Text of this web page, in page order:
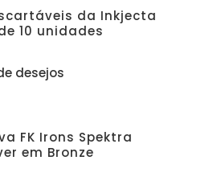
da Inkjecta
10 unidades
desejos
FK Irons Spektra
em Bronze